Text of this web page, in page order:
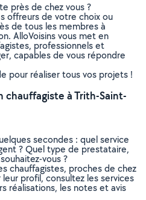
près de chez vous ?
offreurs de votre choix ou
de tous les membres à
AlloVoisins vous met en
professionnels et
capables de vous répondre
pour réaliser tous vos projets !
à Trith-Saint-
secondes : quel service
? Quel type de prestataire,
vous ?
chauffagistes, proches de chez
leur profil, consultez les services
réalisations, les notes et avis